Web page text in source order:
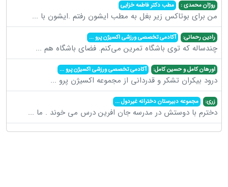
روژان محمدی : مطب دکتر فاطمه خزایی
من برای بوتاکس زیر بغل به مطب ایشون رفتم .ایشون با ...
رادین رحمانی: آکادمی تخصصی ورزشی اکسیژن پرو...
چندساله که توی باشگاه تمرین می‌کنم. فضای باشگاه هم ...
اورهان کامل و حسین کامل: آکادمی تخصصی ورزشی اکسیژن پرو...
درود بیکران تشکر و قدردانی از مجموعه اکسیژن پرو ...
زری: مجموعه دبیرستان دخترانه غیردول...
دخترم با دوستش در مدرسه جان افرین درس می خوند . ما ...